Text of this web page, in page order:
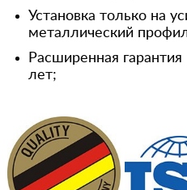
Установка только на
металлический
Расширенная
лет;